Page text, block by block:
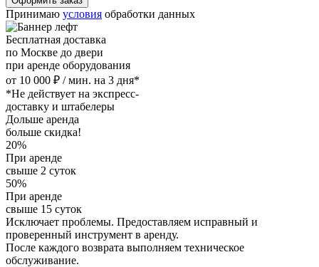
Принимаю условия обработки данных
Бесплатная доставка
по Москве до двери
при аренде оборудования
от 10 000 ₽ / мин. на 3 дня*
*Не действует на экспресс-
доставку и штабелеры
Дольше аренда
больше скидка!
20%
При аренде
свыше 2 суток
50%
При аренде
свыше 15 суток
Исключает проблемы. Предоставляем исправный и
проверенный инструмент в аренду.
После каждого возврата выполняем техническое
обслуживание.